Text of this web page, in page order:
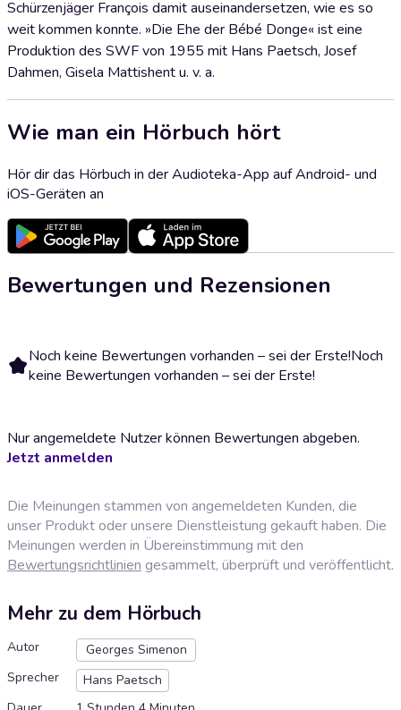
Schürzenjäger François damit auseinandersetzen, wie es so
weit kommen konnte. »Die Ehe der Bébé Donge« ist eine
Produktion des SWF von 1955 mit Hans Paetsch, Josef
Dahmen, Gisela Mattishent u. v. a.
Wie man ein Hörbuch hört
Hör dir das Hörbuch in der Audioteka-App auf Android- und
iOS-Geräten an
Bewertungen und Rezensionen
Noch keine Bewertungen vorhanden – sei der Erste!Noch
keine Bewertungen vorhanden – sei der Erste!
Nur angemeldete Nutzer können Bewertungen abgeben.
Jetzt anmelden
Die Meinungen stammen von angemeldeten Kunden, die
unser Produkt oder unsere Dienstleistung gekauft haben. Die
Meinungen werden in Übereinstimmung mit den
Bewertungsrichtlinien gesammelt, überprüft und veröffentlicht.
Mehr zu dem Hörbuch
Autor
Georges Simenon
Sprecher
Hans Paetsch